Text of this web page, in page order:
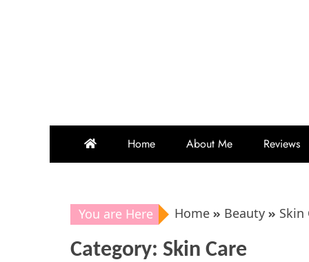
Home About Me Reviews
You are Here Home Beauty Skin
Category: Skin Care